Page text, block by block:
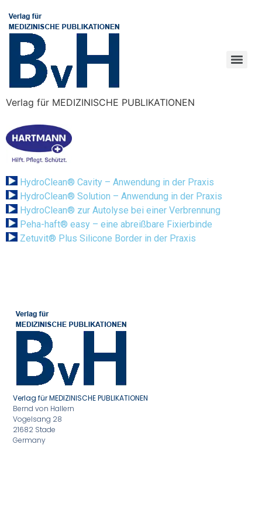
Verlag für MEDIZINISCHE PUBLIKATIONEN
HydroClean® Cavity – Anwendung in der Praxis
HydroClean® Solution – Anwendung in der Praxis
HydroClean® zur Autolyse bei einer Verbrennung
Peha-haft® easy – eine abreißbare Fixierbinde
Zetuvit® Plus Silicone Border in der Praxis
Verlag für MEDIZINISCHE PUBLIKATIONEN
Bernd von Hallern
Vogelsang 28
21682 Stade
Germany